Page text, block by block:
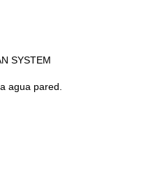
SYSTEM
agua pared.